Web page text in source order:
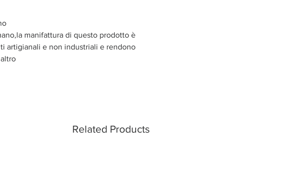
manifattura di questo prodotto è
artigianali e non industriali e rendono
Related Products